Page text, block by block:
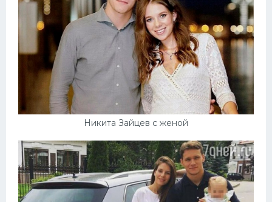
Никита Зайцев с женой